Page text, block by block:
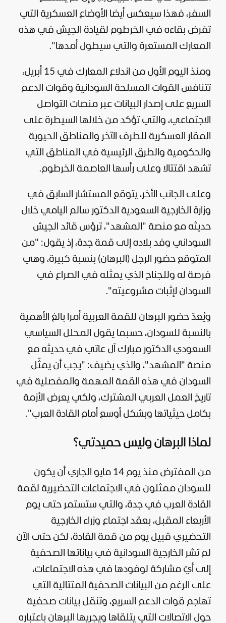
السفر، فهذا سيعكس أيضا الأوضاع العسكرية التي
تفرض بقاءه في الخرطوم لقيادة الجيش في هذه
المعارك المستعرة والتي سيطول أمدها".
ومنذ اليوم الأول من اندلاع المعارك في 15 أبريل،
تتنافس القوات المسلحة السودانية وقوات الدعم
السريع على إصدار البيانات عبر منصات التواصل
الاجتماعي، والتي تؤكد من خلالها السيطرة على
المقار العسكرية للطرف الآخر والمناطق الحيوية
والحكومية والطرق الرئيسية في المناطق التي
تشهد اقتتالا وعلى رأسها العاصمة الخرطوم.
وعلى الجانب الأخر، يتوقع المستشار السابق في
وزارة الخارجية السعودية الدكتور سالم اليامي خلال
حديثه مع منصة "المشهد"، ترؤس قائد الجيش
السوداني وفد بلاده إلى قمة جدة، إذ يقول: "من
المتوقع حضور الرجل (البرهان) بنسبة كبيرة، وهي
فرصة له وللجناح الذي يمثله في الصراع في
السودان لإثبات مشروعيته".
ويُعدّ حضور البرهان للقمة العربية أمرا بالغ الأهمية
بالنسبة للسودان، حسبما يقول المحلل السياسي
السعودي الدكتور مبارك آل عاتي في حديثه مع
منصة "المشهد"، والذي يضيف: "يجب أن يمثّل
السودان في هذه القمة المهمة والمفصلية في
تاريخ العمل العربي المشترك، ولكي يعرض الأزمة
بكامل حيثياتها وبشكل أوسع أمام القادة العرب".
لماذا البرهان وليس حميدتي؟
من المفترض منذ يوم 14 مايو الجاري أن يكون
للسودان ممثلون في الاجتماعات التحضيرية لقمة
القادة العرب في جدة، والتي ستستمر حتى يوم
الأربعاء المقبل، بعقد اجتماع وزراء الخارجية
التحضيري قبيل يوم من قمة القادة، لكن حتى الآن
لم تشر الخارجية السودانية في بياناتها الصحفية
إلى أيّ مشاركة لوفودها في هذه الاجتماعات،
على الرغم من البيانات الصحفية المتتالية التي
تهاجم قوات الدعم السريع، وتنقل بيانات صحفية
حول الاتصالات التي يتلقاها ويجريها البرهان باعتباره